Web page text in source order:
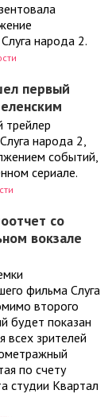
народа 2.
первый
трейлер
народа 2,
событий,
сериале.
со
вокзале
фильма Слуга
второго
будет показан
всех зрителей
по счету
студии Квартал